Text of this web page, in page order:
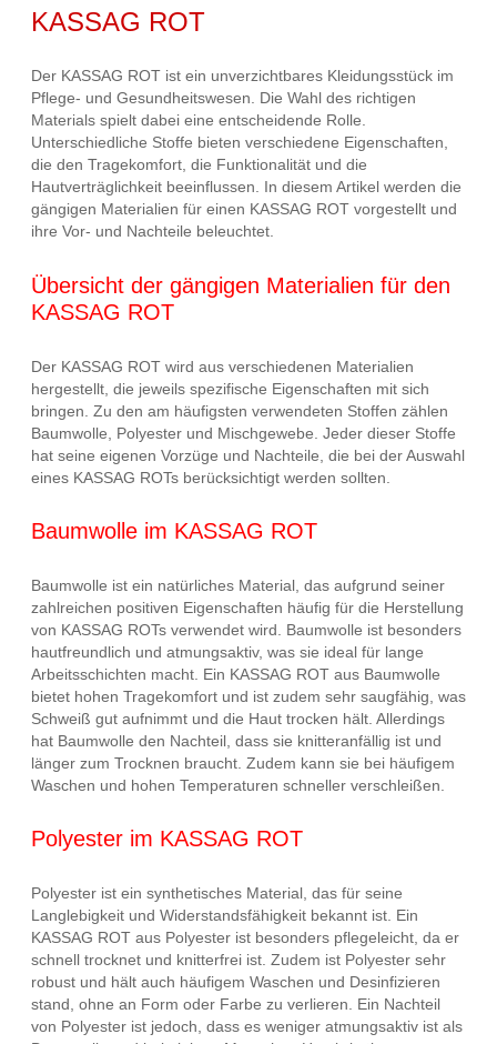
KASSAG ROT
Der KASSAG ROT ist ein unverzichtbares Kleidungsstück im
Pflege- und Gesundheitswesen. Die Wahl des richtigen
Materials spielt dabei eine entscheidende Rolle.
Unterschiedliche Stoffe bieten verschiedene Eigenschaften,
die den Tragekomfort, die Funktionalität und die
Hautverträglichkeit beeinflussen. In diesem Artikel werden die
gängigen Materialien für einen KASSAG ROT vorgestellt und
ihre Vor- und Nachteile beleuchtet.
Übersicht der gängigen Materialien für den
KASSAG ROT
Der KASSAG ROT wird aus verschiedenen Materialien
hergestellt, die jeweils spezifische Eigenschaften mit sich
bringen. Zu den am häufigsten verwendeten Stoffen zählen
Baumwolle, Polyester und Mischgewebe. Jeder dieser Stoffe
hat seine eigenen Vorzüge und Nachteile, die bei der Auswahl
eines KASSAG ROTs berücksichtigt werden sollten.
Baumwolle im KASSAG ROT
Baumwolle ist ein natürliches Material, das aufgrund seiner
zahlreichen positiven Eigenschaften häufig für die Herstellung
von KASSAG ROTs verwendet wird. Baumwolle ist besonders
hautfreundlich und atmungsaktiv, was sie ideal für lange
Arbeitsschichten macht. Ein KASSAG ROT aus Baumwolle
bietet hohen Tragekomfort und ist zudem sehr saugfähig, was
Schweiß gut aufnimmt und die Haut trocken hält. Allerdings
hat Baumwolle den Nachteil, dass sie knitteranfällig ist und
länger zum Trocknen braucht. Zudem kann sie bei häufigem
Waschen und hohen Temperaturen schneller verschleißen.
Polyester im KASSAG ROT
Polyester ist ein synthetisches Material, das für seine
Langlebigkeit und Widerstandsfähigkeit bekannt ist. Ein
KASSAG ROT aus Polyester ist besonders pflegeleicht, da er
schnell trocknet und knitterfrei ist. Zudem ist Polyester sehr
robust und hält auch häufigem Waschen und Desinfizieren
stand, ohne an Form oder Farbe zu verlieren. Ein Nachteil
von Polyester ist jedoch, dass es weniger atmungsaktiv ist als